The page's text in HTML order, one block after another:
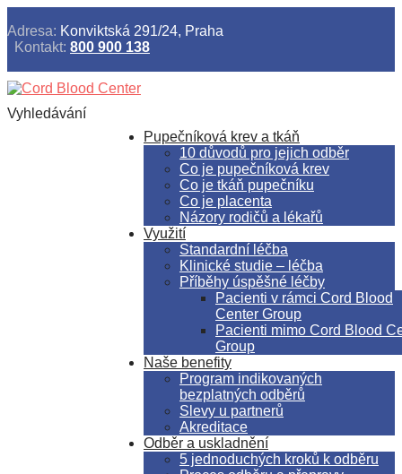
Adresa: Konviktská 291/24, Praha
Kontakt: 800 900 138
Pupečníková krev a tkáň
10 důvodů pro jejich odběr
Co je pupečníková krev
Co je tkáň pupečníku
Co je placenta
Názory rodičů a lékařů
Využití
Standardní léčba
Klinické studie – léčba
Příběhy úspěšné léčby
Pacienti v rámci Cord Blood
Center Group
Pacienti mimo Cord Blood
Group
Naše benefity
Program indikovaných
bezplatných odběrů
Slevy u partnerů
Akreditace
Odběr a uskladnění
5 jednoduchých kroků k odběru
Vyhledávání